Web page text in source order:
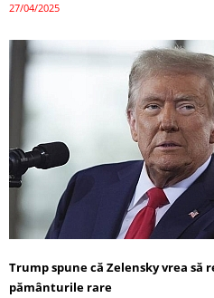
27/04/2025
Trump spune că Zelensky vrea să
pământurile rare